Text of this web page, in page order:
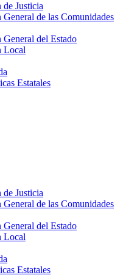
Justicia
de las Comunidades
del Estado
Local
Estatales
Justicia
de las Comunidades
del Estado
Local
Estatales